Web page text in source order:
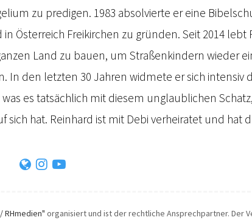
zu predigen. 1983 absolvierte er eine
Österreich Freikirchen zu gründen. Seit 2014 lebt
Land zu bauen, um Straßenkindern wieder
In den letzten 30 Jahren widmete er sich intensiv
es tatsächlich mit diesem unglaublichen
hat. Reinhard ist mit Debi verheiratet und hat
RHmedien" organisiert und ist der rechtliche Ansprechpartner. Der